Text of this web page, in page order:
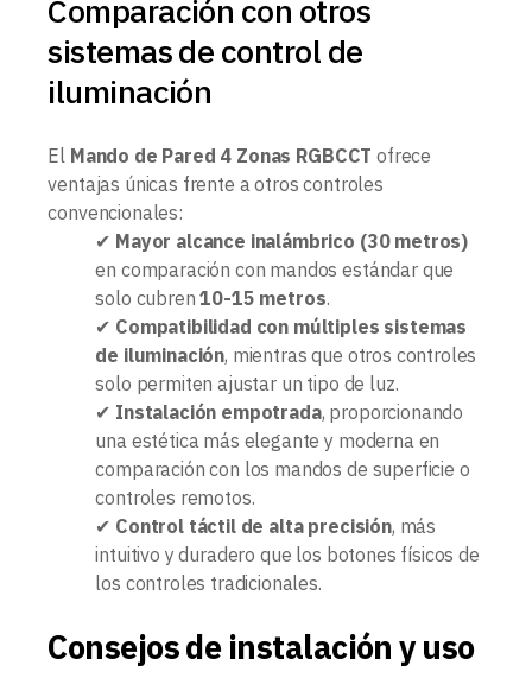
Comparación con otros
sistemas de control de
iluminación
El Mando de Pared 4 Zonas RGBCCT ofrece
ventajas únicas frente a otros controles
convencionales:
✔ Mayor alcance inalámbrico (30 metros)
en comparación con mandos estándar que
solo cubren10-15 metros.
✔ Compatibilidad con múltiples sistemas
de iluminación, mientras que otros controles
solo permiten ajustar un tipo de luz.
✔ Instalación empotrada, proporcionando
una estética más elegante y moderna en
comparación con los mandos de superficie o
controles remotos.
✔ Control táctil de alta precisión, más
intuitivo y duradero que los botones físicos de
los controles tradicionales.
Consejos de instalación y uso